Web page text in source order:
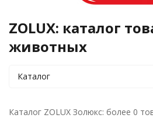
ZOLUX: каталог
животных
Каталог
Каталог ZOLUX Золюкс: более 0